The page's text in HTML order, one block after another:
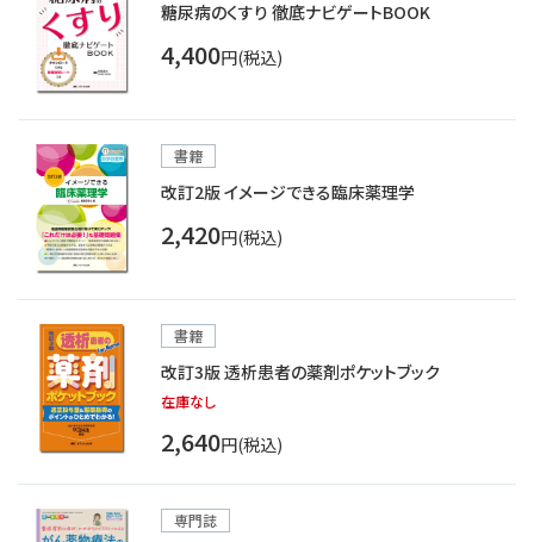
糖尿病のくすり 徹底ナビゲートBOOK
4,400円(税込)
書籍
改訂2版 イメージできる臨床薬理学
2,420円(税込)
書籍
改訂3版 透析患者の薬剤ポケットブック
在庫なし
2,640円(税込)
専門誌